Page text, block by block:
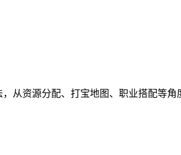
从资源分配、打宝地图、职业搭配等